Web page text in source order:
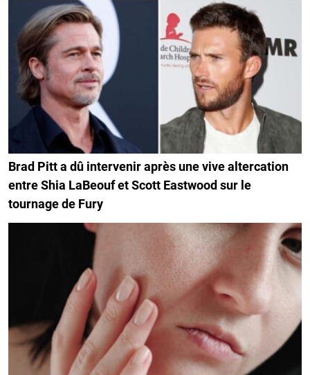
Brad Pitt a dû intervenir après une vive altercation
entre Shia LaBeouf et Scott Eastwood sur le
tournage de Fury